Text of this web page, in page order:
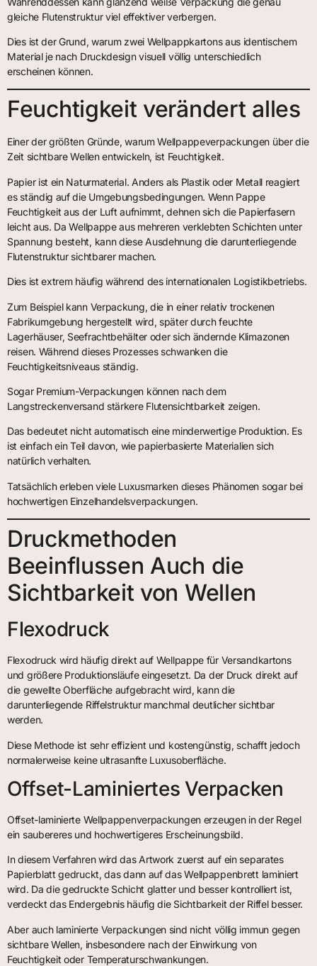
gleiche Flutenstruktur viel effektiver verbergen.
Dies ist der Grund, warum zwei Wellpappkartons aus identischem
Material je nach Druckdesign visuell völlig unterschiedlich
erscheinen können.
Feuchtigkeit verändert alles
Einer der größten Gründe, warum Wellpappeverpackungen über die
Zeit sichtbare Wellen entwickeln, ist Feuchtigkeit.
Papier ist ein Naturmaterial. Anders als Plastik oder Metall reagiert
es ständig auf die Umgebungsbedingungen. Wenn Pappe
Feuchtigkeit aus der Luft aufnimmt, dehnen sich die Papierfasern
leicht aus. Da Wellpappe aus mehreren verklebten Schichten unter
Spannung besteht, kann diese Ausdehnung die darunterliegende
Flutenstruktur sichtbarer machen.
Dies ist extrem häufig während des internationalen Logistikbetriebs.
Zum Beispiel kann Verpackung, die in einer relativ trockenen
Fabrikumgebung hergestellt wird, später durch feuchte
Lagerhäuser, Seefrachtbehälter oder sich ändernde Klimazonen
reisen. Während dieses Prozesses schwanken die
Feuchtigkeitsniveaus ständig.
Sogar Premium-Verpackungen können nach dem
Langstreckenversand stärkere Flutensichtbarkeit zeigen.
Das bedeutet nicht automatisch eine minderwertige Produktion. Es
ist einfach ein Teil davon, wie papierbasierte Materialien sich
natürlich verhalten.
Tatsächlich erleben viele Luxusmarken dieses Phänomen sogar bei
hochwertigen Einzelhandelsverpackungen.
Druckmethoden
Beeinflussen Auch die
Sichtbarkeit von Wellen
Flexodruck
Flexodruck wird häufig direkt auf Wellpappe für Versandkartons
und größere Produktionsläufe eingesetzt. Da der Druck direkt auf
die gewellte Oberfläche aufgebracht wird, kann die
darunterliegende Riffelstruktur manchmal deutlicher sichtbar
werden.
Diese Methode ist sehr effizient und kostengünstig, schafft jedoch
normalerweise keine ultrasanfte Luxusoberfläche.
Offset-Laminiertes Verpacken
Offset-laminierte Wellpappenverpackungen erzeugen in der Regel
ein saubereres und hochwertigeres Erscheinungsbild.
In diesem Verfahren wird das Artwork zuerst auf ein separates
Papierblatt gedruckt, das dann auf das Wellpappenbrett laminiert
wird. Da die gedruckte Schicht glatter und besser kontrolliert ist,
verdeckt das Endergebnis häufig die Sichtbarkeit der Riffel besser.
Aber auch laminierte Verpackungen sind nicht völlig immun gegen
sichtbare Wellen, insbesondere nach der Einwirkung von
Feuchtigkeit oder Temperaturschwankungen.